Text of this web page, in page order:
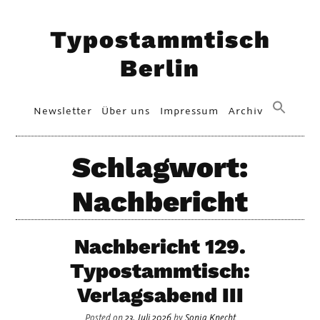
Typostammtisch
Berlin
Primary
Menu
Newsletter Über uns Impressum Archiv
Schlagwort:
Nachbericht
Nachbericht 129.
Typostammtisch:
Verlagsabend III